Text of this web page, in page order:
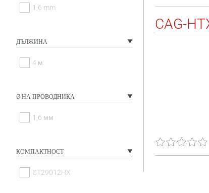
1,6 mm
ДЪЛЖИНА
4 м
Ø НА ПРОВОДНИКА
1,6 мм
КОМПАКТНОСТ
CT29012HX
CAG-